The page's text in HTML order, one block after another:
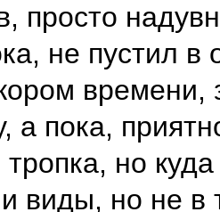
просто
не пустил в
времени,
а пока,
но
виды, но не в